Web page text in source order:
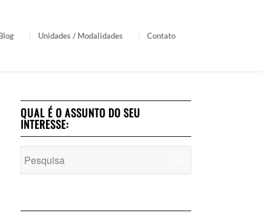
Unidades / Modalidades Contato
QUAL É O ASSUNTO DO SEU
INTERESSE: